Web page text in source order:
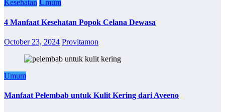
Kesehatan Umum
4 Manfaat Kesehatan Popok Celana Dewasa
October 23, 2024 Provitamon
Umum
Manfaat Pelembab untuk Kulit Kering dari Aveeno